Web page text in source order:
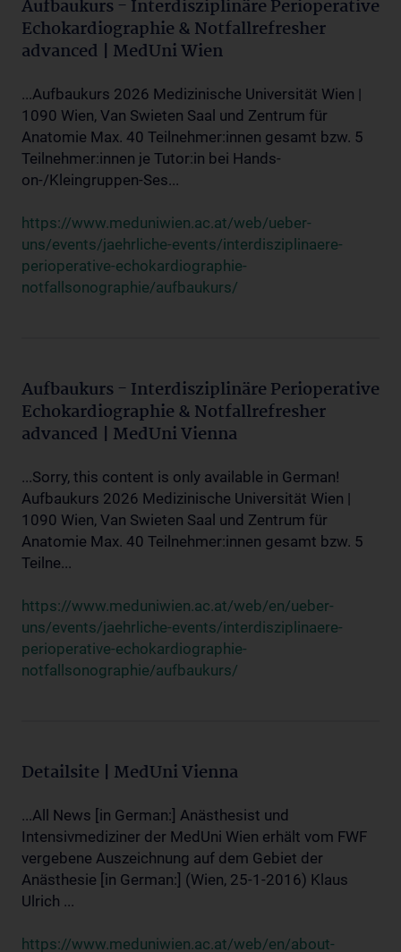
Aufbaukurs - Interdisziplinäre Perioperative
Echokardiographie & Notfallrefresher
advanced | MedUni Wien
...Aufbaukurs 2026 Medizinische Universität Wien |
1090 Wien, Van Swieten Saal und Zentrum für
Anatomie Max. 40 Teilnehmer:innen gesamt bzw. 5
Teilnehmer:innen je Tutor:in bei Hands-
on-/Kleingruppen-Ses...
https://www.meduniwien.ac.at/web/ueber-
uns/events/jaehrliche-events/interdisziplinaere-
perioperative-echokardiographie-
notfallsonographie/aufbaukurs/
Aufbaukurs - Interdisziplinäre Perioperative
Echokardiographie & Notfallrefresher
advanced | MedUni Vienna
...Sorry, this content is only available in German!
Aufbaukurs 2026 Medizinische Universität Wien |
1090 Wien, Van Swieten Saal und Zentrum für
Anatomie Max. 40 Teilnehmer:innen gesamt bzw. 5
Teilne...
https://www.meduniwien.ac.at/web/en/ueber-
uns/events/jaehrliche-events/interdisziplinaere-
perioperative-echokardiographie-
notfallsonographie/aufbaukurs/
Detailsite | MedUni Vienna
...All News [in German:] Anästhesist und
Intensivmediziner der MedUni Wien erhält vom FWF
vergebene Auszeichnung auf dem Gebiet der
Anästhesie [in German:] (Wien, 25-1-2016) Klaus
Ulrich ...
https://www.meduniwien.ac.at/web/en/about-